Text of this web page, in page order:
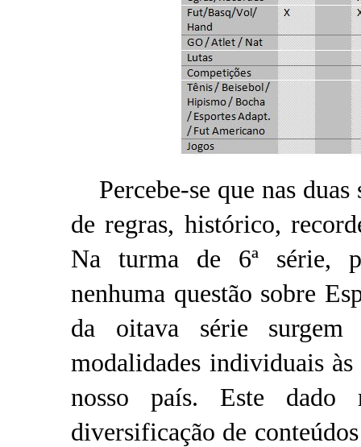
Percebe-se que nas duas
de regras, histórico,
Na turma de 6ª série,
nenhuma questão sobre
da oitava série surgem
modalidades individuais
nosso país. Este dado
diversificação de